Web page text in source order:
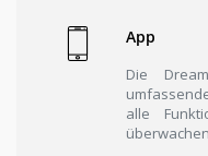
App
Die
alle